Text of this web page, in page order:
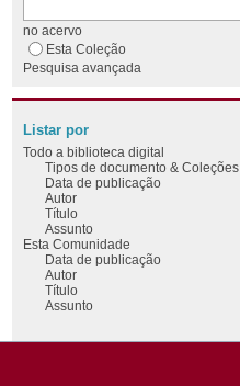
no acervo
Esta Coleção
Pesquisa avançada
Listar por
Todo a biblioteca digital
Tipos de documento & Coleções
Data de publicação
Autor
Título
Assunto
Esta Comunidade
Data de publicação
Autor
Título
Assunto